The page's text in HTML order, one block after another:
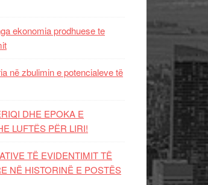
ekonomia prodhuese te
në zbulimin e potencialeve të
DHE EPOKA E
LUFTЁS PЁR LIRI!
TË EVIDENTIMIT TË
NË HISTORINË E POSTËS